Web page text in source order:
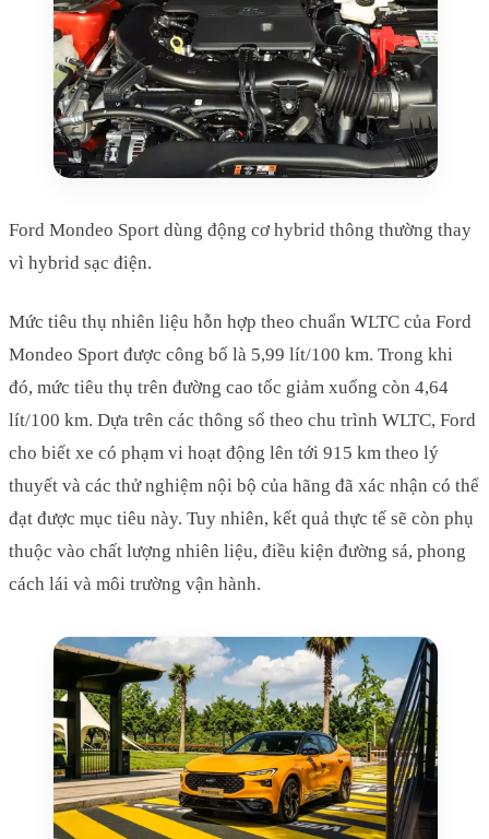
Ford Mondeo Sport dùng động cơ hybrid thông thường thay
vì hybrid sạc điện.
Mức tiêu thụ nhiên liệu hỗn hợp theo chuẩn WLTC của Ford
Mondeo Sport được công bố là 5,99 lít/100 km. Trong khi
đó, mức tiêu thụ trên đường cao tốc giảm xuống còn 4,64
lít/100 km. Dựa trên các thông số theo chu trình WLTC, Ford
cho biết xe có phạm vi hoạt động lên tới 915 km theo lý
thuyết và các thử nghiệm nội bộ của hãng đã xác nhận có thể
đạt được mục tiêu này. Tuy nhiên, kết quả thực tế sẽ còn phụ
thuộc vào chất lượng nhiên liệu, điều kiện đường sá, phong
cách lái và môi trường vận hành.